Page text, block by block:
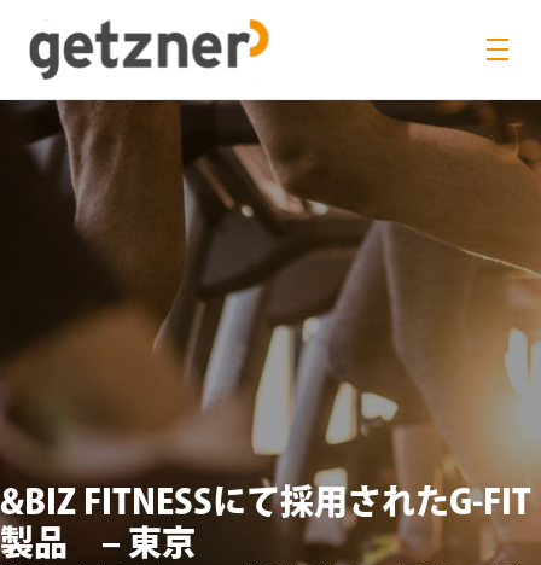
&BIZ FITNESSにて採用されたG-FIT
製品 – 東京